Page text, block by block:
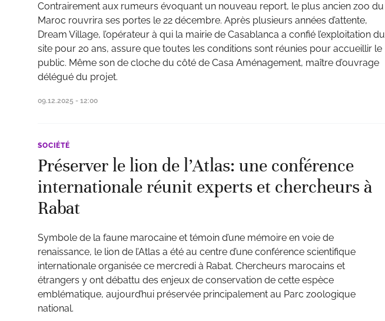
Contrairement aux rumeurs évoquant un nouveau report, le plus ancien zoo du
Maroc rouvrira ses portes le 22 décembre. Après plusieurs années d’attente,
Dream Village, l’opérateur à qui la mairie de Casablanca a confié l’exploitation du
site pour 20 ans, assure que toutes les conditions sont réunies pour accueillir le
public. Même son de cloche du côté de Casa Aménagement, maître d’ouvrage
délégué du projet.
09.12.2025 - 12:00
SOCIÉTÉ
Préserver le lion de l’Atlas: une conférence
internationale réunit experts et chercheurs à
Rabat
Symbole de la faune marocaine et témoin d’une mémoire en voie de
renaissance, le lion de l’Atlas a été au centre d’une conférence scientifique
internationale organisée ce mercredi à Rabat. Chercheurs marocains et
étrangers y ont débattu des enjeux de conservation de cette espèce
emblématique, aujourd’hui préservée principalement au Parc zoologique
national.